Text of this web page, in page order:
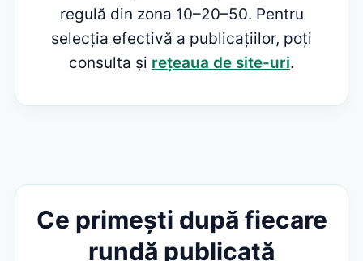
regulă din zona 10–20–50. Pentru
selecția efectivă a publicațiilor, poți
consulta și rețeaua de site-uri.
Ce primești după fiecare
rundă publicată